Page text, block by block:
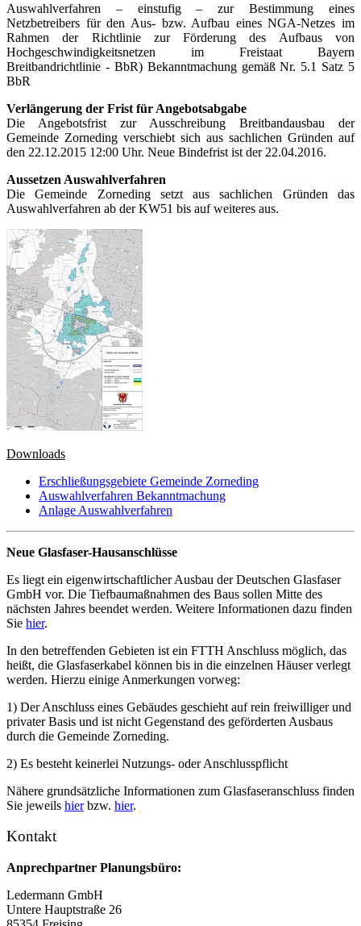
Auswahlverfahren – einstufig – zur Bestimmung eines
Netzbetreibers für den Aus- bzw. Aufbau eines NGA-Netzes im
Rahmen der Richtlinie zur Förderung des Aufbaus von
Hochgeschwindigkeitsnetzen im Freistaat Bayern
Breitbandrichtlinie - BbR) Bekanntmachung gemäß Nr. 5.1 Satz 5
BbR
Verlängerung der Frist für Angebotsabgabe
Die Angebotsfrist zur Ausschreibung Breitbandausbau der
Gemeinde Zorneding verschiebt sich aus sachlichen Gründen auf
den 22.12.2015 12:00 Uhr. Neue Bindefrist ist der 22.04.2016.
Aussetzen Auswahlverfahren
Die Gemeinde Zorneding setzt aus sachlichen Gründen das
Auswahlverfahren ab der KW51 bis auf weiteres aus.
Downloads
Erschließungsgebiete Gemeinde Zorneding
Auswahlverfahren Bekanntmachung
Anlage Auswahlverfahren
Neue Glasfaser-Hausanschlüsse
Es liegt ein eigenwirtschaftlicher Ausbau der Deutschen Glasfaser
GmbH vor. Die Tiefbaumaßnahmen des Baus sollen Mitte des
nächsten Jahres beendet werden. Weitere Informationen dazu finden
Sie hier.
In den betreffenden Gebieten ist ein FTTH Anschluss möglich, das
heißt, die Glasfaserkabel können bis in die einzelnen Häuser verlegt
werden. Hierzu einige Anmerkungen vorweg:
1) Der Anschluss eines Gebäudes geschieht auf rein freiwilliger und
privater Basis und ist nicht Gegenstand des geförderten Ausbaus
durch die Gemeinde Zorneding.
2) Es besteht keinerlei Nutzungs- oder Anschlusspflicht
Nähere grundsätzliche Informationen zum Glasfaseranschluss finden
Sie jeweils hierbzw. hier.
Kontakt
Anprechpartner Planungsbüro:
Ledermann GmbH
Untere Hauptstraße 26